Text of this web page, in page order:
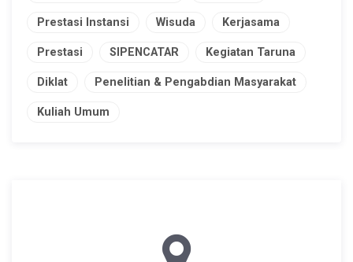
Prestasi Instansi Wisuda Kerjasama
Prestasi SIPENCATAR Kegiatan Taruna
Diklat Penelitian & Pengabdian Masyarakat
Kuliah Umum